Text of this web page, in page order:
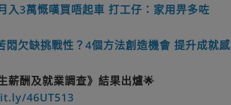
入3萬慨嘆買唔起車 打工仔：家用畀多咗
悶欠缺挑戰性？4個方法創造機會 提升成就感
酬及就業調查》結果出爐🌟
46UT513